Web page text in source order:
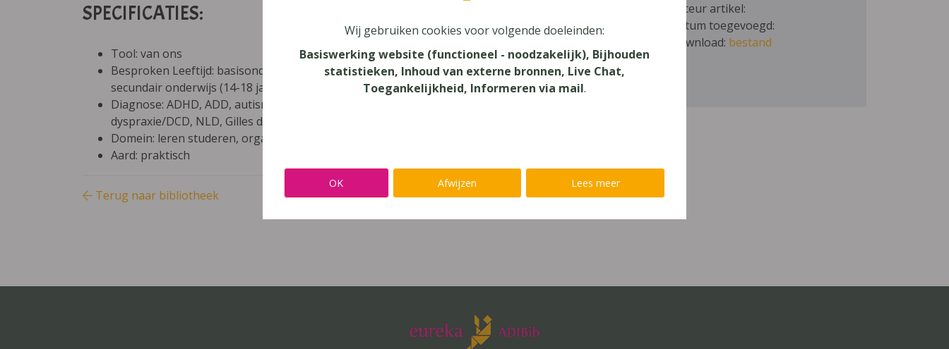
SPECIFICATIES:
Tool: van ons
Besproken Leeftijd: basisonderwijs (6-9 jaar), secundair onderwijs (12-14 jaar),
secundair onderwijs (14-18 jaar), hoger onderwijs (18-24 jaar)
Diagnose: ADHD, ADD, autisme/ASS, hoogbegaafdheid, dyscalculie, dyslexie,
dyspraxie/DCD, NLD, Gilles de la Tourette, dysfasie, leerproblemen
Domein: leren studeren, organisatie klas en school
Aard: praktisch
Terug naar bibliotheek
Auteur artikel:
Datum toegevoegd:
Download: bestand
Wij gebruiken cookies voor volgende doeleinden:
Basiswerking website (functioneel - noodzakelijk), Bijhouden
statistieken, Inhoud van externe bronnen, Live Chat,
Toegankelijkheid, Informeren via mail.
OK Afwijzen Lees meer